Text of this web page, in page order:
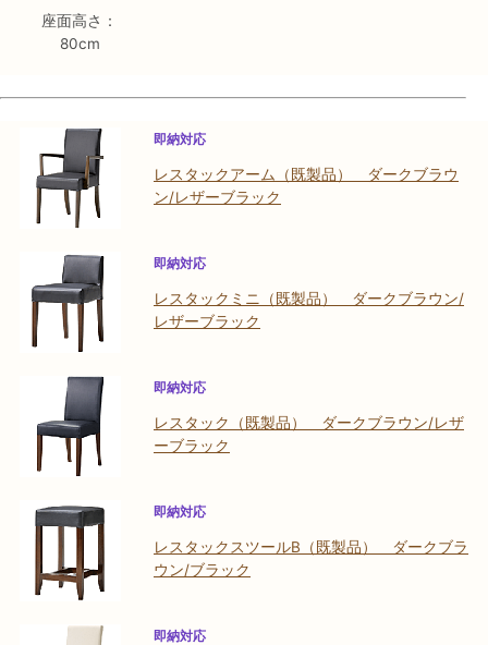
座面高さ：
80cm
即納対応
レスタックアーム（既製品） ダークブラウ
ン/レザーブラック
即納対応
レスタックミニ（既製品） ダークブラウン/
レザーブラック
即納対応
レスタック（既製品） ダークブラウン/レザ
ーブラック
即納対応
レスタックスツールB（既製品） ダークブラ
ウン/ブラック
即納対応